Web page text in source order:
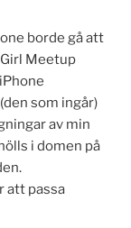
borde gå att
Meetup
som ingår)
av min
i domen på
att passa